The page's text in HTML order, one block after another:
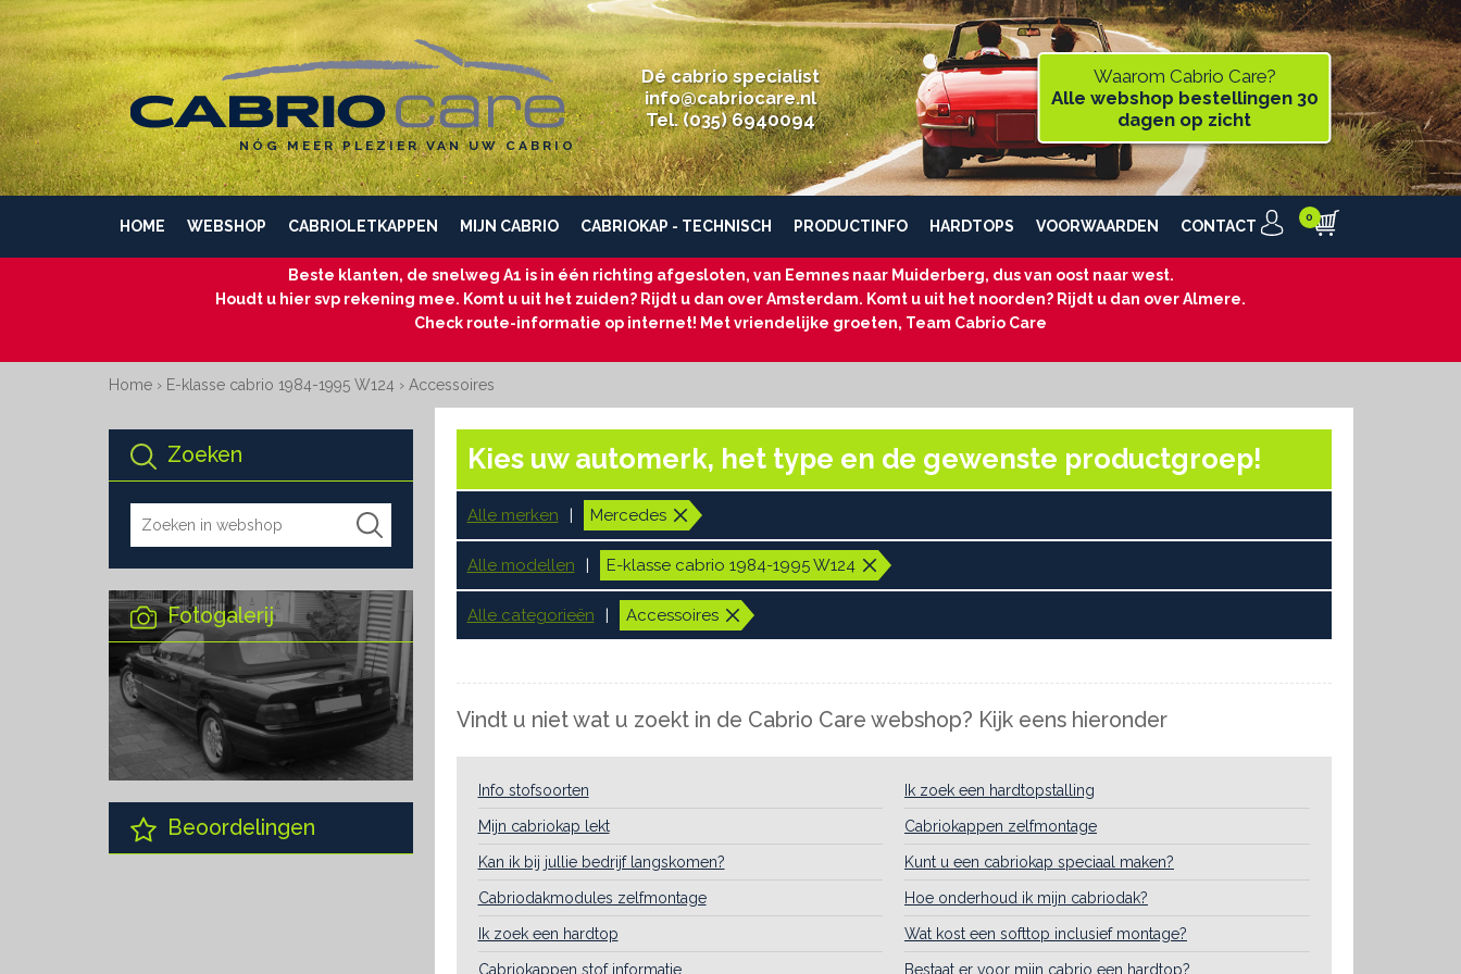
NÓG MEER PLEZIER VAN UW CABRIO
Dé cabrio specialist
info@cabriocare.nl
Tel. (035) 6940094
Waarom Cabrio Care?
Alle webshop bestellingen 30
dagen op zicht
HOME WEBSHOP CABRIOLETKAPPEN MIJN CABRIO CABRIOKAP - TECHNISCH PRODUCTINFO HARDTOPS VOORWAARDEN CONTACT
Beste klanten, de snelweg A1 is in één richting afgesloten, van Eemnes naar Muiderberg, dus van oost naar west.
Houdt u hier svp rekening mee. Komt u uit het zuiden? Rijdt u dan over Amsterdam. Komt u uit het noorden? Rijdt u dan over Almere.
Check route-informatie op internet! Met vriendelijke groeten, Team Cabrio Care
Home› E-klasse cabrio 1984-1995 W124 › Accessoires
Zoeken
Fotogalerij
Beoordelingen
Kies uw automerk, het type en de gewenste productgroep!
Alle merken Mercedes
Alle modellen E-klasse cabrio 1984-1995 W124
Alle categorieën Accessoires
Vindt u niet wat u zoekt in de Cabrio Care webshop? Kijk eens hieronder
Info stofsoorten Ik zoek een hardtopstalling
Mijn cabriokap lekt Cabriokappen zelfmontage
Kan ik bij jullie bedrijf langskomen? Kunt u een cabriokap speciaal maken?
Cabriodakmodules zelfmontage Hoe onderhoud ik mijn cabriodak?
Ik zoek een hardtop Wat kost een softtop inclusief montage?
Cabriokappen stof informatie Bestaat er voor mijn cabrio een hardtop?